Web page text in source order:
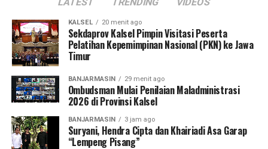
Menurut Pangdam, sebagai kodam yang baru berdiri
sekitar satu tahun, diperlukan wadah kompetisi yang
mampu menjaring talenta-talenta muda terbaik.
“Karena kita baru berdiri sekitar satu tahun dan memiliki
dua wilayah, yaitu Kalimantan Tengah dan Kalimantan
Selatan. Oleh karena itu, kami menggelar turnamen sepak
bola ini untuk mencari bibit-bibit anak muda dari kedua
provinsi tersebut,” ujar Pangdam Zainal Arifin.
KALSEL 20 menit ago
Sekdaprov Kalsel Pimpin Visitasi Peserta
Pelatihan Kepemimpinan Nasional (PKN) ke Jawa
Timur
BANJARMASIN 29 menit ago
Ombudsman Mulai Penilaian Maladministrasi
2026 di Provinsi Kalsel
BANJARMASIN 3 jam ago
Suryani, Hendra Cipta dan Khairiadi Asa Garap
“Lempeng Pisang”